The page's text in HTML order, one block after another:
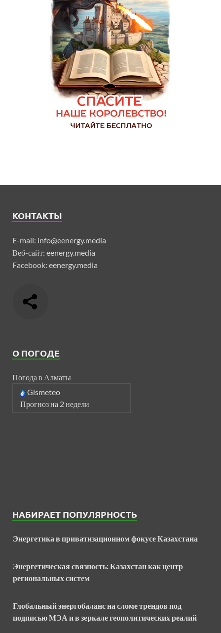
КОНТАКТЫ
E-mail: info@eenergy.media
Веб-сайт: eenergy.media
Facebook: eenergy.media
О ПОГОДЕ
Погода в Алматы
Gismeteo
Прогноз на 2 недели
НАБИРАЕТ ПОПУЛЯРНОСТЬ
Энергетика в приватизационном фокусе Казахстана
Энергетическая связность: Казахстан как центр
региональных систем
Глобальный энергобаланс на сломе трендов под
подписью МЭА и в зеркале геополитических реалий